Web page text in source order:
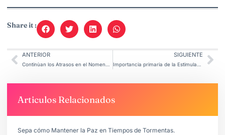
Share it :
ANTERIOR SIGUIENTE
Articulos Relacionados
Sepa cómo Mantener la Paz en Tiempos de Tormentas.